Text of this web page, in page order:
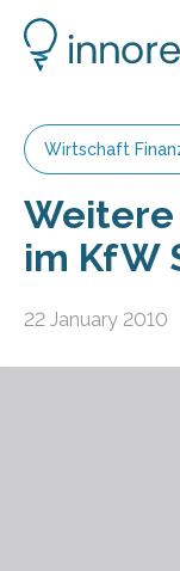
Wirtschaft
Weitere
im KfW
22 January 2010